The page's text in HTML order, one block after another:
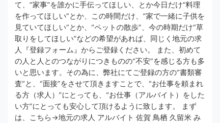
て、“家事”を誰かに手伝ってほしい、とか今日だけ“料理
を作ってほしい”とか、この時間だけ、“家で一緒に子供を
見ていてほしい”とか、“ペットの散歩”、今の時期だけ“草
取りをしてほしい”などの希望があれば、同じく地元の求
人『登録フォーム』からご登録ください。 また、初めて
の人と人とのつながりにつきものの“不安”を感じる方も多
いと思います。その為に、弊社にてご登録の方の“書類審
査”と、“面接”をさせて頂きますことで、“お仕事を頼まれ
る方（求人）”にとっても、“お仕事（アルバイト）をした
い方”にとっても安心して頂けるように致します。 まず
は、こちら→地元の求人 アルバイト 佐賀 鳥栖 久留米 み